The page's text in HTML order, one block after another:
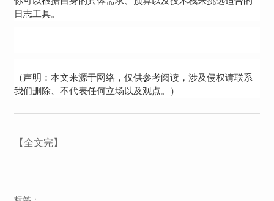
日志工具。
（声明：本文来源于网络，仅供参考阅读，涉及侵权请联系
我们删除、不代表任何立场以及观点。）
【全文完】